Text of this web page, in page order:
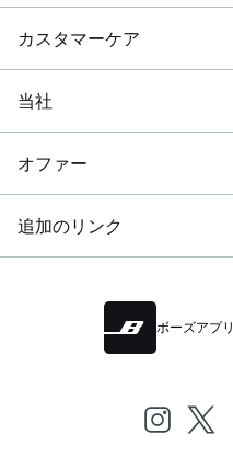
カスタマーケア
当社
オファー
追加のリンク
ボーズアプリ